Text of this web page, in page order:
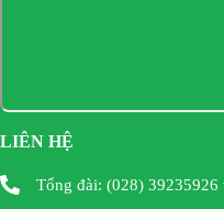
LIÊN HỆ
Tổng đài: (028) 39235926